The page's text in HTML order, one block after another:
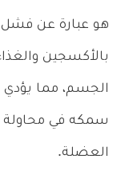
هو عبارة عن
بالأكسجين
الجسم، مما يؤدي
سمكه في
العضلة.